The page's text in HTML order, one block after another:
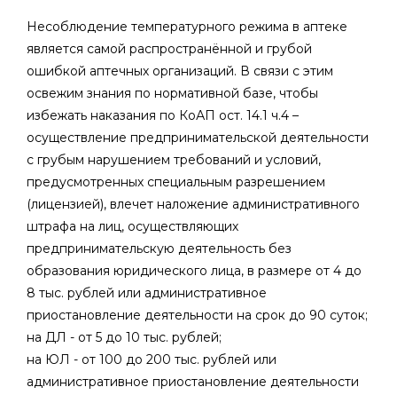
Несоблюдение температурного режима в аптеке
является самой распространённой и грубой
ошибкой аптечных организаций. В связи с этим
освежим знания по нормативной базе, чтобы
избежать наказания по КоАП ост. 14.1 ч.4 –
осуществление предпринимательской деятельности
с грубым нарушением требований и условий,
предусмотренных специальным разрешением
(лицензией), влечет наложение административного
штрафа на лиц, осуществляющих
предпринимательскую деятельность без
образования юридического лица, в размере от 4 до
8 тыс. рублей или административное
приостановление деятельности на срок до 90 суток;
на ДЛ - от 5 до 10 тыс. рублей;
на ЮЛ - от 100 до 200 тыс. рублей или
административное приостановление деятельности